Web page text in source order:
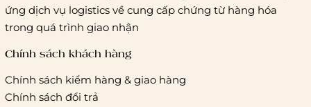
Hà Nội và các tỉnh thành khác:
Áp dụng theo bảng giá
cước của ĐVVC Vietelpost/ Giaohangtietkiem... và 1 số đối
tác vận chuyển khác
Thời gian giao hàng
ứng dịch vụ logistics về cung cấp chứng từ hàng hóa
trong quá trình giao nhận
Chính sách khách hàng
Chính sách kiểm hàng & giao hàng
Chính sách đổi trả